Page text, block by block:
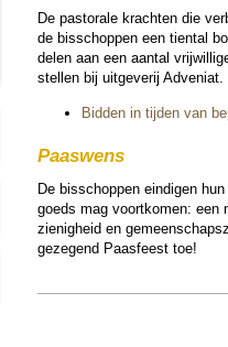
De pas­to­rale krachten die
de bis­schop­pen een tiental
delen aan een aantal
stel­len bij uit­ge­ve­rij Adveniat.
Bidden in tij­den van
Paaswens
De bis­schop­pen ein­digen
goeds mag voort­ko­men: een
zienig­heid en
gezegend Paas­feest toe!